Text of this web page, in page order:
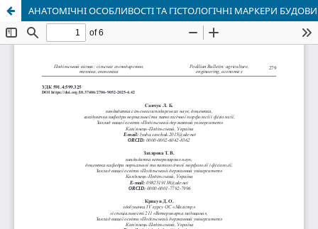
АНАТОМІЧНІ ОСОБЛИВОСТІ ТА ГІСТОЛОГІЧНІ МАРКЕРИ